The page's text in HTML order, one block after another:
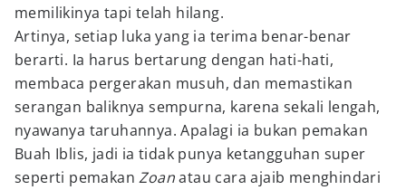
memilikinya tapi telah hilang.
Artinya, setiap luka yang ia terima benar-benar
berarti. Ia harus bertarung dengan hati-hati,
membaca pergerakan musuh, dan memastikan
serangan baliknya sempurna, karena sekali lengah,
nyawanya taruhannya. Apalagi ia bukan pemakan
Buah Iblis, jadi ia tidak punya ketangguhan super
seperti pemakanZoanatau cara ajaib menghindari